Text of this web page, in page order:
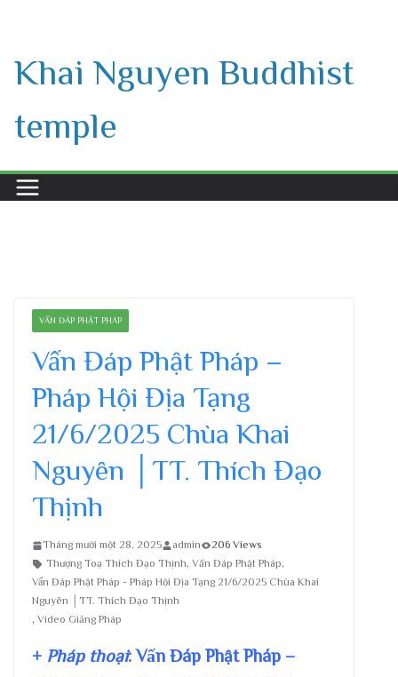
content
Khai Nguyen Buddhist
temple
VẤN ĐÁP PHẬT PHÁP
Vấn Đáp Phật Pháp –
Pháp Hội Địa Tạng
21/6/2025 Chùa Khai
Nguyên │TT. Thích Đạo
Thịnh
Tháng mười một 28, 2025 admin
206 Views
Thượng Toạ Thích Đạo Thịnh, Vấn Đáp Phật Pháp,
Vấn Đáp Phật Pháp - Pháp Hội Địa Tạng 21/6/2025 Chùa Khai
Nguyên │TT. Thích Đạo Thịnh
, Video Giảng Pháp
+ Pháp thoại: Vấn Đáp Phật Pháp –